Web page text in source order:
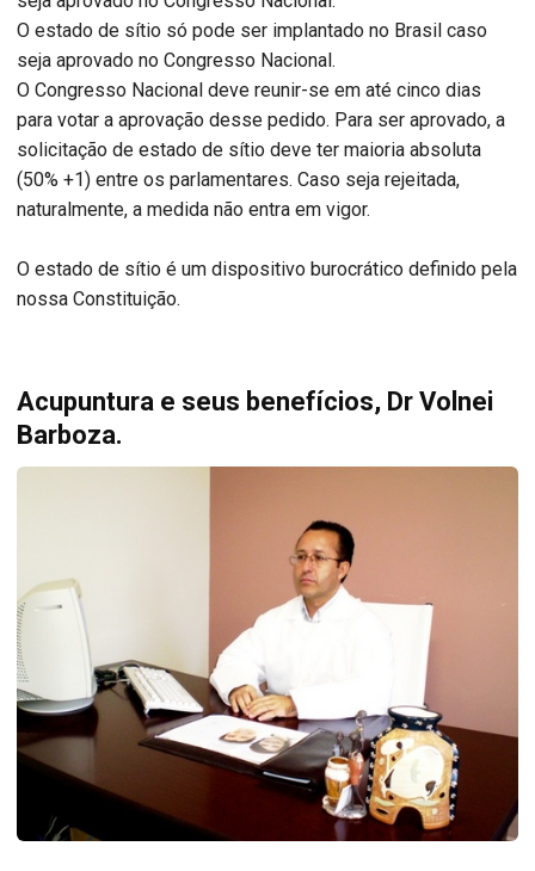
O estado de sítio só pode ser implantado no Brasil caso
seja aprovado no Congresso Nacional.
O Congresso Nacional deve reunir-se em até cinco dias
para votar a aprovação desse pedido. Para ser aprovado, a
solicitação de estado de sítio deve ter maioria absoluta
(50% +1) entre os parlamentares. Caso seja rejeitada,
naturalmente, a medida não entra em vigor.
O estado de sítio é um dispositivo burocrático definido pela
nossa Constituição.
Acupuntura e seus benefícios, Dr Volnei
Barboza.